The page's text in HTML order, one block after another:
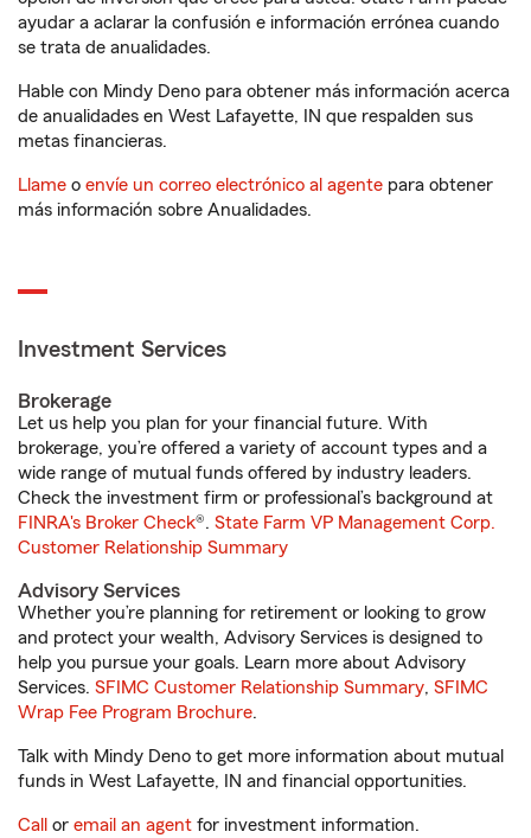
ayudar a aclarar la confusión e información errónea cuando
se trata de anualidades.
Hable con Mindy Deno para obtener más información acerca
de anualidades en West Lafayette, IN que respalden sus
metas financieras.
Llame o envíe un correo electrónico al agente para obtener
más información sobre Anualidades.
Investment Services
Brokerage
Let us help you plan for your financial future. With
brokerage, you’re offered a variety of account types and a
wide range of mutual funds offered by industry leaders.
Check the investment firm or professional’s background at
FINRA's Broker Check®. State Farm VP Management Corp.
Customer Relationship Summary
Advisory Services
Whether you’re planning for retirement or looking to grow
and protect your wealth, Advisory Services is designed to
help you pursue your goals. Learn more about Advisory
Services. SFIMC Customer Relationship Summary, SFIMC
Wrap Fee Program Brochure.
Talk with Mindy Deno to get more information about mutual
funds in West Lafayette, IN and financial opportunities.
Call or email an agent for investment information.